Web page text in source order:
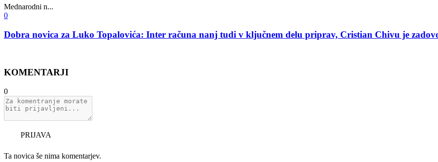
Mednarodni n...
0
Dobra novica za Luko Topalovića: Inter računa nanj tudi v ključnem delu priprav, Cristian Chivu je
KOMENTARJI
0
PRIJAVA
Ta novica še nima komentarjev.